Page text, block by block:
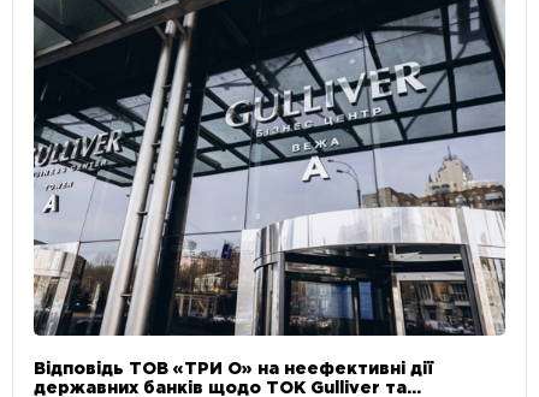
Відповідь ТОВ «ТРИ О» на неефективні дії
державних банків щодо ТОК Gulliver та